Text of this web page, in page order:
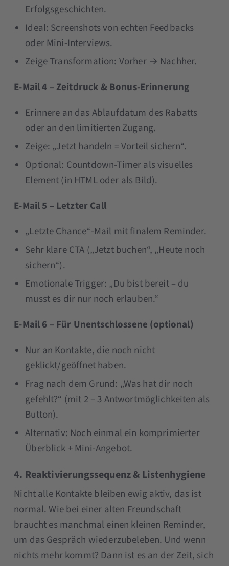
Erfolgsgeschichten.
Ideal: Screenshots von echten Feedbacks
oder Mini-Interviews.
Zeige Transformation: Vorher → Nachher.
E-Mail 4 – Zeitdruck & Bonus-Erinnerung
Erinnere an das Ablaufdatum des Rabatts
oder an den limitierten Zugang.
Zeige: „Jetzt handeln = Vorteil sichern“.
Optional: Countdown-Timer als visuelles
Element (in HTML oder als Bild).
E-Mail 5 – Letzter Call
„Letzte Chance“-Mail mit finalem Reminder.
Sehr klare CTA („Jetzt buchen“, „Heute noch
sichern“).
Emotionale Trigger: „Du bist bereit – du
musst es dir nur noch erlauben.“
E-Mail 6 – Für Unentschlossene (optional)
Nur an Kontakte, die noch nicht
geklickt/geöffnet haben.
Frag nach dem Grund: „Was hat dir noch
gefehlt?“ (mit 2 – 3 Antwortmöglichkeiten als
Button).
Alternativ: Noch einmal ein komprimierter
Überblick + Mini-Angebot.
4. Reaktivierungssequenz & Listenhygiene
Nicht alle Kontakte bleiben ewig aktiv, das ist
normal. Wie bei einer alten Freundschaft
braucht es manchmal einen kleinen Reminder,
um das Gespräch wiederzubeleben. Und wenn
nichts mehr kommt? Dann ist es an der Zeit, sich